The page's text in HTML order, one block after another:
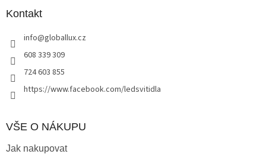
Kontakt
info@globallux.cz
608 339 309
724 603 855
https://www.facebook.com/ledsvitidla
VŠE O NÁKUPU
Jak nakupovat